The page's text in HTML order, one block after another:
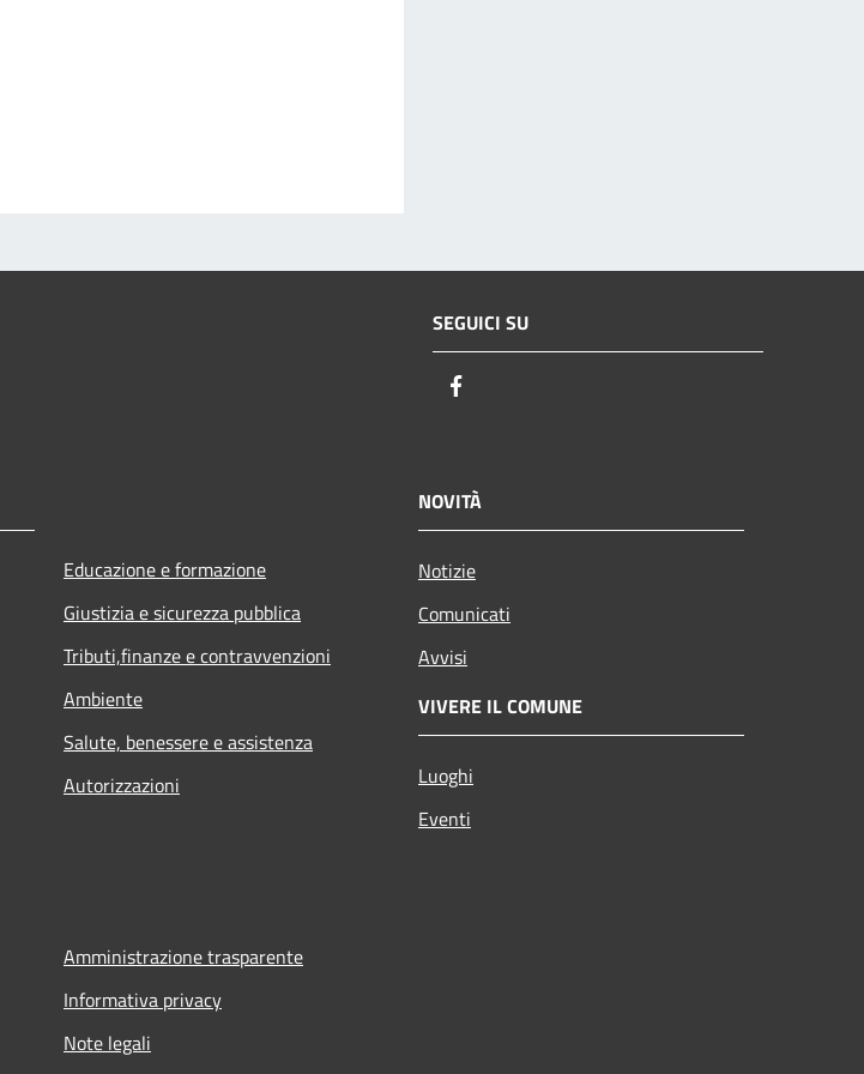
SEGUICI SU
Educazione e formazione
Giustizia e sicurezza pubblica
Tributi,finanze e contravvenzioni
Ambiente
Salute, benessere e assistenza
Autorizzazioni
NOVITÀ
Notizie
Comunicati
Avvisi
VIVERE IL COMUNE
Luoghi
Eventi
Amministrazione trasparente
Informativa privacy
Note legali